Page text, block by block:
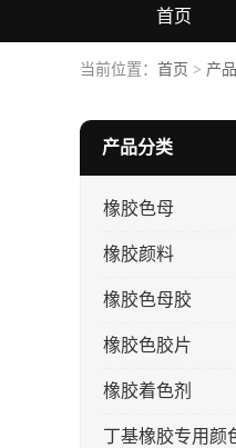
首页
当前位置： 首页 > 产
产品分类
橡胶色母
橡胶颜料
橡胶色母胶
橡胶色胶片
橡胶着色剂
丁基橡胶专用颜